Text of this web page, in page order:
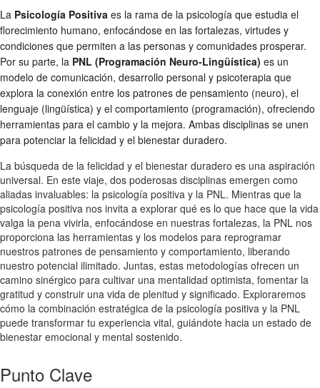
La Psicología Positiva es la rama de la psicología que estudia el
florecimiento humano, enfocándose en las fortalezas, virtudes y
condiciones que permiten a las personas y comunidades prosperar.
Por su parte, la PNL (Programación Neuro-Lingüística) es un
modelo de comunicación, desarrollo personal y psicoterapia que
explora la conexión entre los patrones de pensamiento (neuro), el
lenguaje (lingüística) y el comportamiento (programación), ofreciendo
herramientas para el cambio y la mejora. Ambas disciplinas se unen
para potenciar la felicidad y el bienestar duradero.
La búsqueda de la felicidad y el bienestar duradero es una aspiración
universal. En este viaje, dos poderosas disciplinas emergen como
aliadas invaluables: la psicología positiva y la PNL. Mientras que la
psicología positiva nos invita a explorar qué es lo que hace que la vida
valga la pena vivirla, enfocándose en nuestras fortalezas, la PNL nos
proporciona las herramientas y los modelos para reprogramar
nuestros patrones de pensamiento y comportamiento, liberando
nuestro potencial ilimitado. Juntas, estas metodologías ofrecen un
camino sinérgico para cultivar una mentalidad optimista, fomentar la
gratitud y construir una vida de plenitud y significado. Exploraremos
cómo la combinación estratégica de la psicología positiva y la PNL
puede transformar tu experiencia vital, guiándote hacia un estado de
bienestar emocional y mental sostenido.
Punto Clave